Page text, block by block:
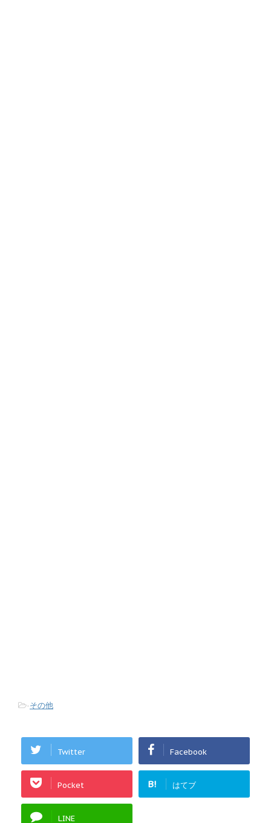
-その他
Twitter Facebook
Pocket B! はてブ
LINE